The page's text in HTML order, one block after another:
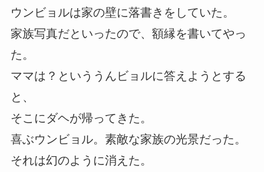
ウンビョルは家の壁に落書きをしていた。
家族写真だといったので、額縁を書いてやっ
た。
ママは？といううんビョルに答えようとする
と、
そこにダヘが帰ってきた。
喜ぶウンビョル。素敵な家族の光景だった。
それは幻のように消えた。